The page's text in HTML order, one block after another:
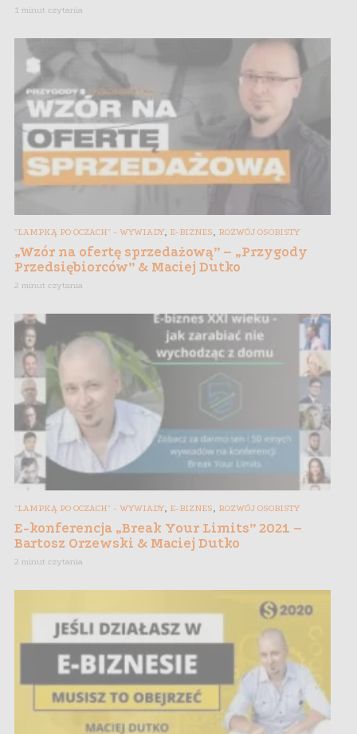
1 minut czytania
"LAMPKĄ PO OCZACH" - WYWIADY, E-BIZNES, ROZWÓJ OSOBISTY
„Wzór na ofertę sprzedażową” – „Przygody
Przedsiębiorców” & Maciej Dutko
2 minut czytania
"LAMPKĄ PO OCZACH" - WYWIADY, E-BIZNES ROZWÓJ OSOBISTY
E-konferencja „Break Your Limits” 2021 –
Bartosz Orzewski & Maciej Dutko
2 minut czytania